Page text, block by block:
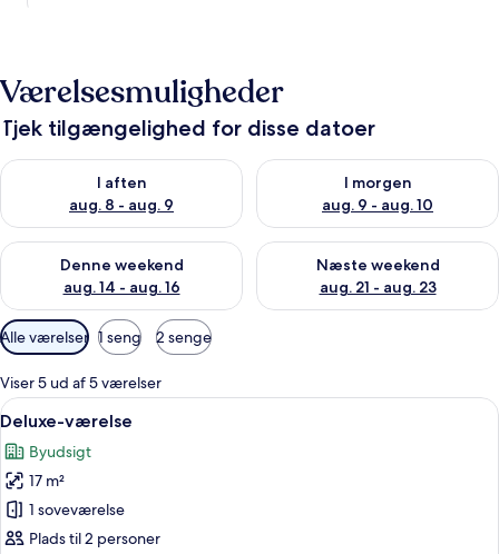
Værelsesmuligheder
Tjek tilgængelighed for disse datoer
I aften
aug. 8 - aug. 9
Tjek tilgængelighed for i aften aug. 8 - aug. 9
I morgen
aug. 9 - aug. 10
Tjek tilgængelighed for i
Denne weekend
aug. 14 - aug. 16
Tjek tilgængelighed for denne weekend aug. 14 - aug. 16
Næste weekend
aug. 21 - aug. 23
Tjek tilgængelighed for næste
Tilgængelige
filtre
for
værelser
Alle værelser 1 seng 2 senge
Viser 5 ud af 5 værelser
Indlæs
alle
billeder
af
Deluxe-
værelse
Et hotelværelse med en stor seng,
13
Deluxe-værelse
Byudsigt
17 m²
1 soveværelse
Plads til 2 personer